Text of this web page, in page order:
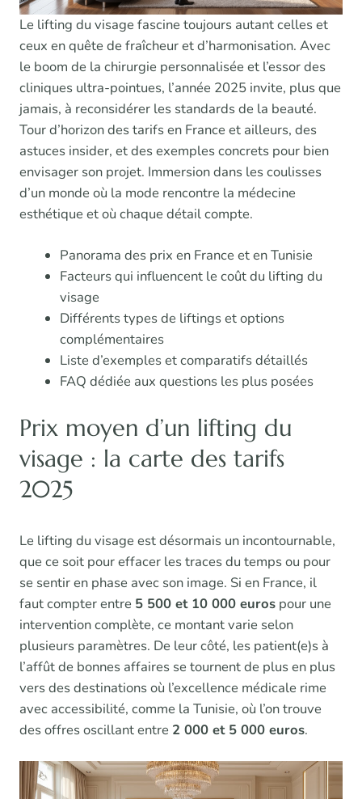
Le lifting du visage fascine toujours autant celles et
ceux en quête de fraîcheur et d’harmonisation. Avec
le boom de la chirurgie personnalisée et l’essor des
cliniques ultra-pointues, l’année 2025 invite, plus que
jamais, à reconsidérer les standards de la beauté.
Tour d’horizon des tarifs en France et ailleurs, des
astuces insider, et des exemples concrets pour bien
envisager son projet. Immersion dans les coulisses
d’un monde où la mode rencontre la médecine
esthétique et où chaque détail compte.
Panorama des prix en France et en Tunisie
Facteurs qui influencent le coût du lifting du
visage
Différents types de liftings et options
complémentaires
Liste d’exemples et comparatifs détaillés
FAQ dédiée aux questions les plus posées
Prix moyen d’un lifting du
visage : la carte des tarifs
2025
Le lifting du visage est désormais un incontournable,
que ce soit pour effacer les traces du temps ou pour
se sentir en phase avec son image. Si en France, il
faut compter entre 5 500 et 10 000 euros pour une
intervention complète, ce montant varie selon
plusieurs paramètres. De leur côté, les patient(e)s à
l’affût de bonnes affaires se tournent de plus en plus
vers des destinations où l’excellence médicale rime
avec accessibilité, comme la Tunisie, où l’on trouve
des offres oscillant entre 2 000 et 5 000 euros.